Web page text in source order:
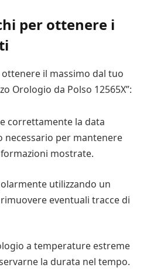
per ottenere i
il massimo dal tuo
Orologio da Polso 12565X”:
correttamente la data
necessario per mantenere
mostrate.
utilizzando un
eventuali tracce di
a temperature estreme
la durata nel tempo.